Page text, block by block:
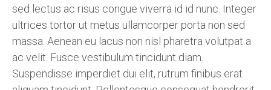
sed lectus ac risus congue viverra id id nunc. Integer
ultrices tortor ut metus ullamcorper porta non sed
massa. Aenean eu lacus non nisl pharetra volutpat a
ac velit. Fusce vestibulum tincidunt diam.
Suspendisse imperdiet dui elit, rutrum finibus erat